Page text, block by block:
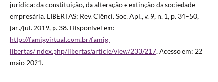
jurídica: da constituição, da alteração e extinção da sociedade
empresária. LIBERTAS: Rev. Ciênci. Soc. Apl., v. 9, n. 1, p. 34–50,
jan./jul. 2019, p. 38. Disponível em:
http://famigvirtual.com.br/famig-
libertas/index.php/libertas/article/view/233/217. Acesso em: 22
maio 2021.